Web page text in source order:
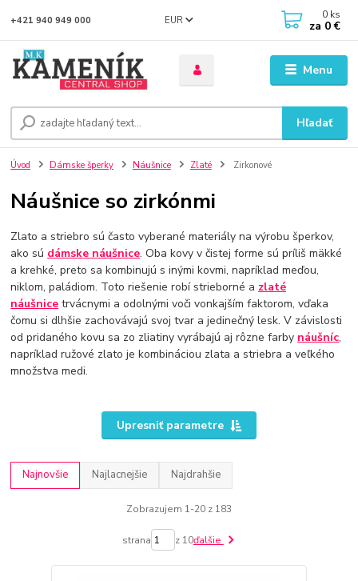
Menu
EUR
Hľadať
+421 940 949 000 0 ks
za 0 €
Úvod Dámske šperky Náušnice Zlaté Zirkonové
Náušnice so zirkónmi
Zlato a striebro sú často vyberané materiály na výrobu šperkov,
ako sú dámske náušnice. Oba kovy v čistej forme sú príliš mäkké
a krehké, preto sa kombinujú s inými kovmi, napríklad meďou,
niklom, paládiom. Toto riešenie robí strieborné a zlaté
náušnice trvácnymi a odolnými voči vonkajším faktorom, vďaka
čomu si dlhšie zachovávajú svoj tvar a jedinečný lesk. V závislosti
od pridaného kovu sa zo zliatiny vyrábajú aj rôzne farby náušníc,
napríklad ružové zlato je kombináciou zlata a striebra a veľkého
množstva medi.
Upresniť parametre
Najnovšie Najlacnejšie Najdrahšie
Zobrazujem 1-20 z 183
strana z 10ďalšie